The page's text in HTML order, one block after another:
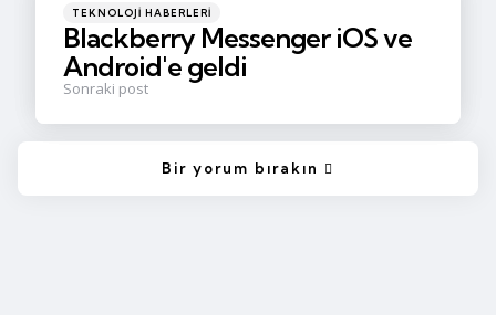
Posted
in
TEKNOLOJI HABERLERI
Blackberry Messenger iOS ve
Android'e geldi
Sonraki post
Bir yorum bırakın